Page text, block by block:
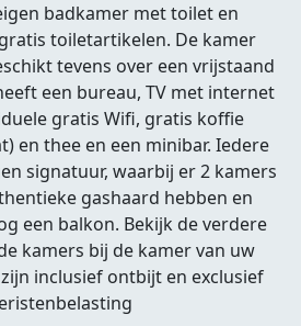
badkamer met toilet en
toiletartikelen. De kamer
tevens over een vrijstaand
een bureau, TV met internet
gratis Wifi, gratis koffie
en thee en een minibar. Iedere
signatuur, waarbij er 2 kamers
gashaard hebben en
een balkon. Bekijk de verdere
kamers bij de kamer van uw
inclusief ontbijt en exclusief